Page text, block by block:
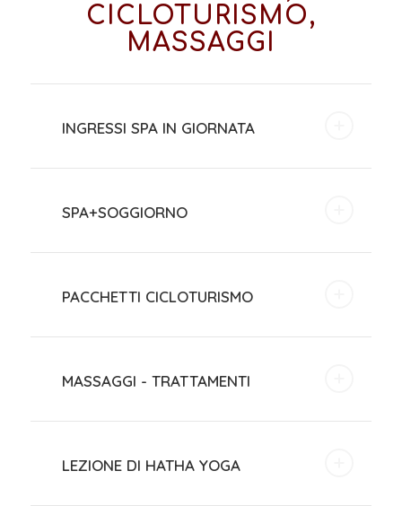
CICLOTURISMO,
MASSAGGI
INGRESSI SPA IN GIORNATA
SPA+SOGGIORNO
PACCHETTI CICLOTURISMO
MASSAGGI - TRATTAMENTI
LEZIONE DI HATHA YOGA